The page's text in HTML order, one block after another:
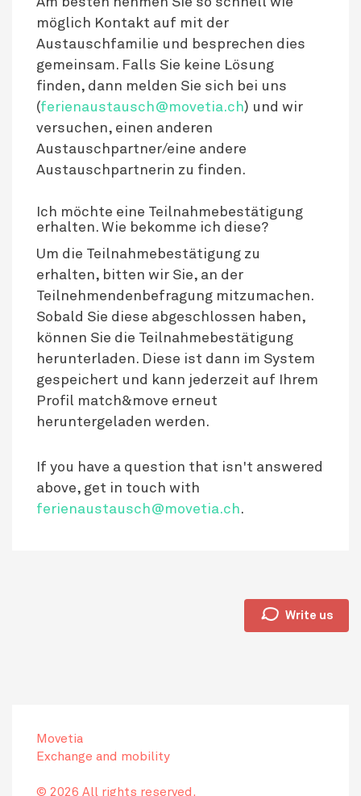
möglich Kontakt auf mit der
Austauschfamilie und besprechen dies
gemeinsam. Falls Sie keine Lösung
finden, dann melden Sie sich bei uns
(ferienaustausch@movetia.ch) und wir
versuchen, einen anderen
Austauschpartner/eine andere
Austauschpartnerin zu finden.
Ich möchte eine Teilnahmebestätigung
erhalten. Wie bekomme ich diese?
Um die Teilnahmebestätigung zu
erhalten, bitten wir Sie, an der
Teilnehmendenbefragung mitzumachen.
Sobald Sie diese abgeschlossen haben,
können Sie die Teilnahmebestätigung
herunterladen. Diese ist dann im System
gespeichert und kann jederzeit auf Ihrem
Profil match&move erneut
heruntergeladen werden.
If you have a question that isn't answered
above, get in touch with
ferienaustausch@movetia.ch.
🗩 Write us
Movetia
Exchange and mobility
© 2026 All rights reserved.